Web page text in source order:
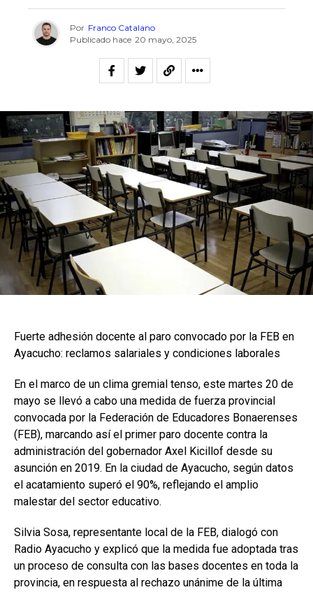
Por Franco Catalano
Publicado hace 20 mayo, 2025
Fuerte adhesión docente al paro convocado por la FEB en
Ayacucho: reclamos salariales y condiciones laborales
En el marco de un clima gremial tenso, este martes 20 de
mayo se llevó a cabo una medida de fuerza provincial
convocada por la Federación de Educadores Bonaerenses
(FEB), marcando así el primer paro docente contra la
administración del gobernador Axel Kicillof desde su
asunción en 2019. En la ciudad de Ayacucho, según datos
el acatamiento superó el 90%, reflejando el amplio
malestar del sector educativo.
Silvia Sosa, representante local de la FEB, dialogó con
Radio Ayacucho y explicó que la medida fue adoptada tras
un proceso de consulta con las bases docentes en toda la
provincia, en respuesta al rechazo unánime de la última